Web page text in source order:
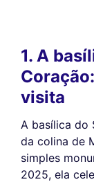
1. A
visita
A basílica do
da colina de
simples
2025, ela